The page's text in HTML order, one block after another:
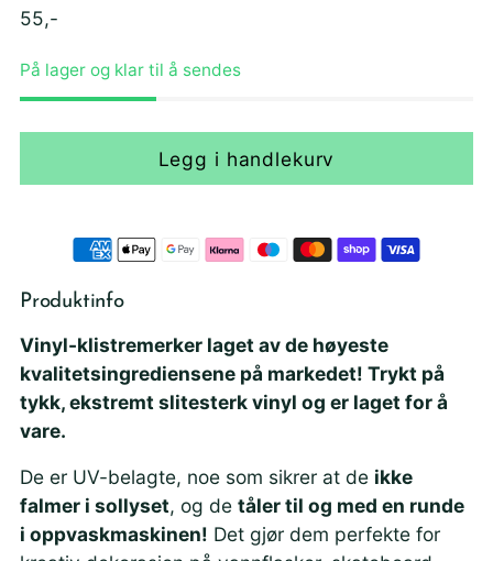
Ordinær
55,-
På lager og klar til å sendes
Legg i handlekurv
Produktinfo
Vinyl-klistremerker laget av de høyeste
kvalitetsingrediensene på markedet! Trykt på
tykk, ekstremt slitesterk vinyl og er laget for å
vare.
De er UV-belagte, noe som sikrer at de ikke
falmer i sollyset, og de tåler til og med en runde
i oppvaskmaskinen! Det gjør dem perfekte for